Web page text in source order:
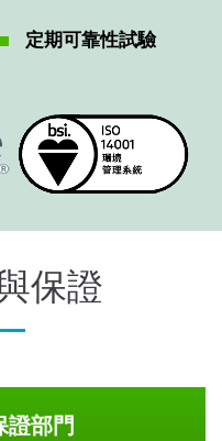
定期可靠性試驗
保證
證部門